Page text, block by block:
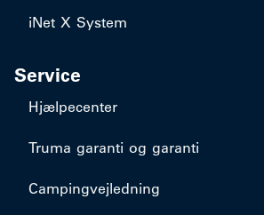
iNet X System
Service
Hjælpecenter
Truma garanti og garanti
Campingvejledning